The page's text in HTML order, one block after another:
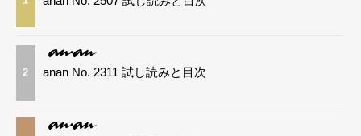
2 anan No. 2311 試し読みと目次